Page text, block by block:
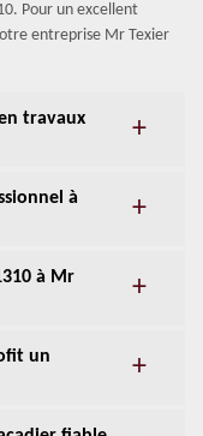
Pour un excellent
entreprise Mr Texier
travaux
à
à Mr
un